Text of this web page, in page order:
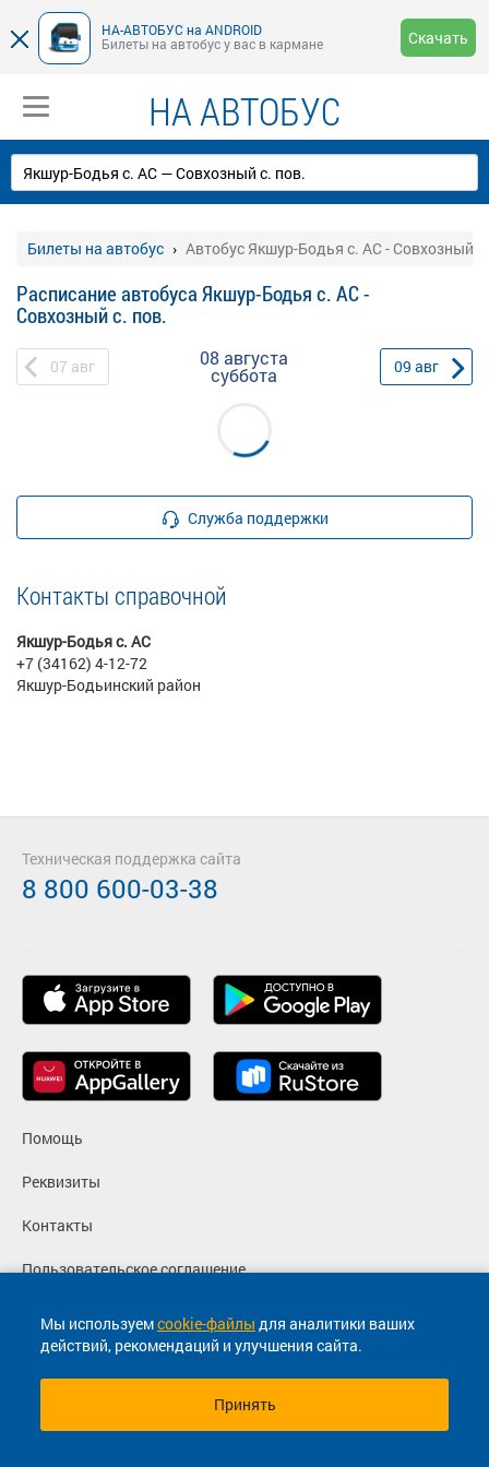
НА-АВТОБУС на ANDROID
Билеты на автобус у вас в кармане
Скачать
НА АВТОБУС
Билеты на автобус Автобус Якшур-Бодья с. АС - Совхозный
Расписание автобуса Якшур-Бодья с. АС -
Совхозный с. пов.
07 авг 08 августа
суббота 09 авг
Служба поддержки
Контакты справочной
Якшур-Бодья с. АС
+7 (34162) 4-12-72
Якшур-Бодьинский район
Мы используемcookie-файлы для аналитики ваших
действий, рекомендаций и улучшения сайта.
Принять
Помощь
Реквизиты
Контакты
Пользовательское соглашение
Политика конфиденциальности
Согласие на маркетинговые сообщения
Техническая поддержка сайта
8 800 600-03-38
© 2013-2026, ООО "Капитал"- Онлайн сервис продажи